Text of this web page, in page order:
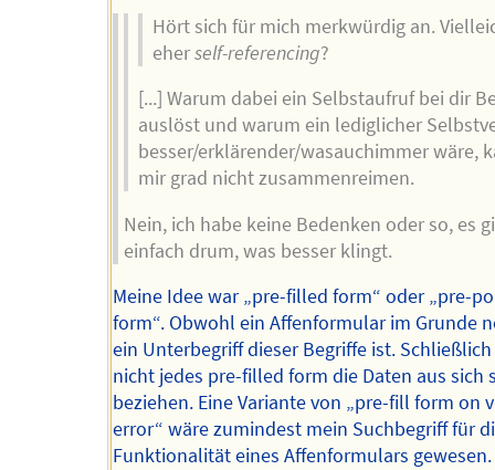
Hört sich für mich merkwürdig an.
eherself-referencing?
[...] Warum dabei ein Selbstaufruf bei dir
auslöst und warum ein lediglicher
besser/erklärender/wasauchimmer wäre,
mir grad nicht zusammenreimen.
Nein, ich habe keine Bedenken oder so, es
einfach drum, was besser klingt.
Meine Idee war „pre-filled form“ oder „pre-
form“. Obwohl ein Affenformular im Grunde
ein Unterbegriff dieser Begriffe ist.
nicht jedes pre-filled form die Daten aus sich
beziehen. Eine Variante von „pre-fill form on
error“ wäre zumindest mein Suchbegriff für
Funktionalität eines Affenformulars gewesen.